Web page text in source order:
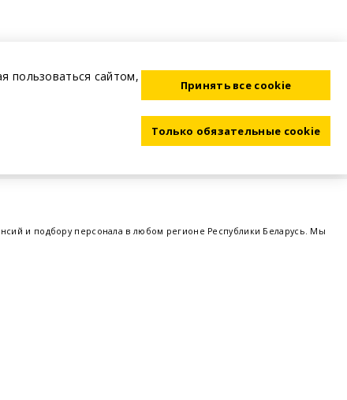
и подбору персонала в любом регионе Республики Беларусь. Мы
пользоваться сайтом,
Принять все cookie
Только обязательные cookie